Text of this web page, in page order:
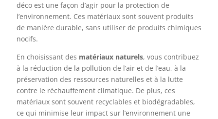
déco est une façon d’agir pour la protection de
l’environnement. Ces matériaux sont souvent produits
de manière durable, sans utiliser de produits chimiques
nocifs.
En choisissant des matériaux naturels, vous contribuez
à la réduction de la pollution de l’air et de l’eau, à la
préservation des ressources naturelles et à la lutte
contre le réchauffement climatique. De plus, ces
matériaux sont souvent recyclables et biodégradables,
ce qui minimise leur impact sur l’environnement une